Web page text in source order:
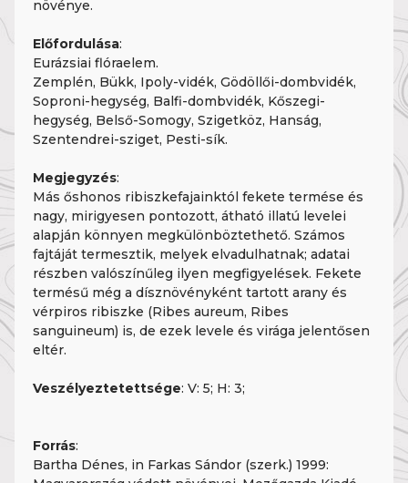
növénye.
Előfordulása:
Eurázsiai flóraelem.
Zemplén, Bükk, Ipoly-vidék, Gödöllői-dombvidék,
Soproni-hegység, Balfi-dombvidék, Kőszegi-
hegység, Belső-Somogy, Szigetköz, Hanság,
Szentendrei-sziget, Pesti-sík.
Megjegyzés:
Más őshonos ribiszkefajainktól fekete termése és
nagy, mirigyesen pontozott, átható illatú levelei
alapján könnyen megkülönböztethető. Számos
fajtáját termesztik, melyek elvadulhatnak; adatai
részben valószínűleg ilyen megfigyelések. Fekete
termésű még a dísznövényként tartott arany és
vérpiros ribiszke (Ribes aureum, Ribes
sanguineum) is, de ezek levele és virága jelentősen
eltér.
Veszélyeztetettsége: V: 5; H: 3;
Forrás:
Bartha Dénes, in Farkas Sándor (szerk.) 1999: